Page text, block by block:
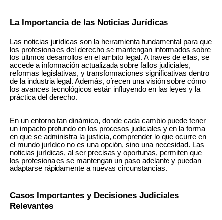
La Importancia de las Noticias Jurídicas
Las noticias jurídicas son la herramienta fundamental para que
los profesionales del derecho se mantengan informados sobre
los últimos desarrollos en el ámbito legal. A través de ellas, se
accede a información actualizada sobre fallos judiciales,
reformas legislativas, y transformaciones significativas dentro
de la industria legal. Además, ofrecen una visión sobre cómo
los avances tecnológicos están influyendo en las leyes y la
práctica del derecho.
En un entorno tan dinámico, donde cada cambio puede tener
un impacto profundo en los procesos judiciales y en la forma
en que se administra la justicia, comprender lo que ocurre en
el mundo jurídico no es una opción, sino una necesidad. Las
noticias jurídicas, al ser precisas y oportunas, permiten que
los profesionales se mantengan un paso adelante y puedan
adaptarse rápidamente a nuevas circunstancias.
Casos Importantes y Decisiones Judiciales
Relevantes